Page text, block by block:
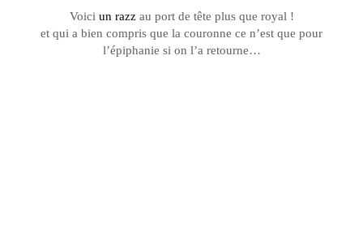
Voici un razz au port de tête plus que royal !
et qui a bien compris que la couronne ce n’est que pour
l’épiphanie si on l’a retourne…